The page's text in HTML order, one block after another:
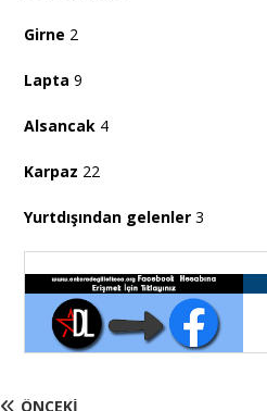
Girne 2
Lapta 9
Alsancak 4
Karpaz 22
Yurtdışından gelenler 3
ÖNCEKI